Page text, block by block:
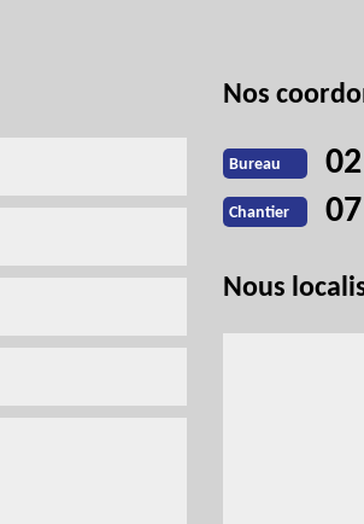
Nos
Bureau
Chantier
Nous